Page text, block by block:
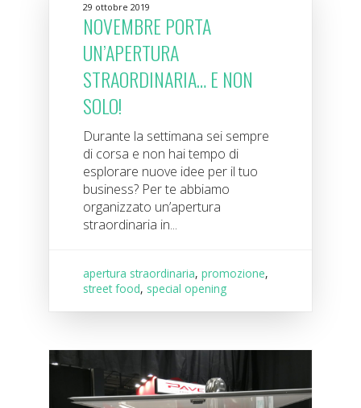
29 ottobre 2019
NOVEMBRE PORTA
UN’APERTURA
STRAORDINARIA… E NON
SOLO!
Durante la settimana sei sempre
di corsa e non hai tempo di
esplorare nuove idee per il tuo
business? Per te abbiamo
organizzato un’apertura
straordinaria in...
apertura straordinaria,promozione,
street food, special opening